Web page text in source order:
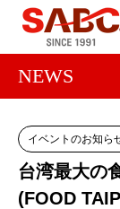
NEWS
イベントのお知ら
台湾最大の
(FOOD